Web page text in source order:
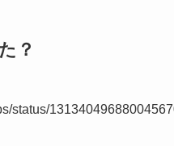
？
status/